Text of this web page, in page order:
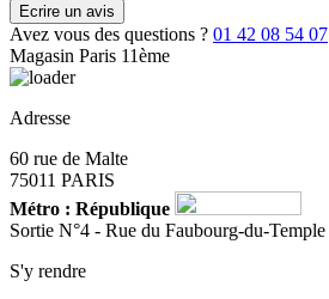
Ecrire un avis
Avez vous des questions ? 01 42 08 54 07
Magasin Paris 11ème
Adresse
60 rue de Malte
75011 PARIS
Métro : République
Sortie N°4 - Rue du Faubourg-du-Temple
S'y rendre